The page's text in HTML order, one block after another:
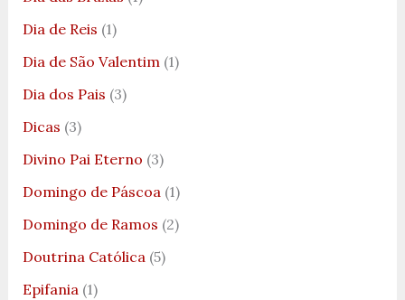
Dia de Reis (1)
Dia de São Valentim(1)
Dia dos Pais (3)
Dicas (3)
Divino Pai Eterno (3)
Domingo de Páscoa(1)
Domingo de Ramos (2)
Doutrina Católica(5)
Epifania(1)